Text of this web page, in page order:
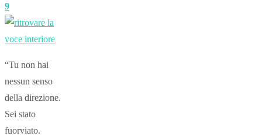
9
“Tu non hai
nessun senso
della direzione.
Sei stato
fuorviato.